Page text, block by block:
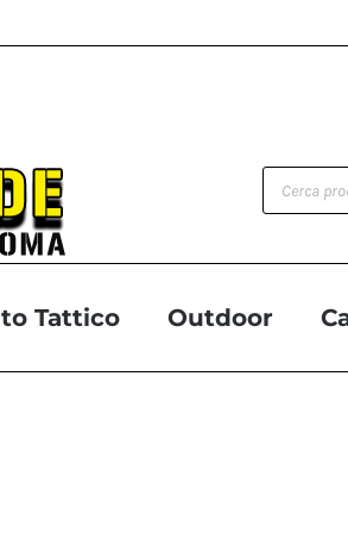
search
Tattico Outdoor